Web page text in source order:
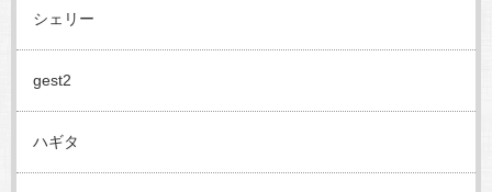
シェリー
gest2
ハギタ